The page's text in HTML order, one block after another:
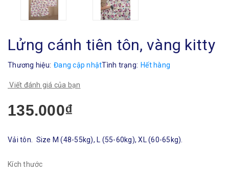
Lửng cánh tiên tôn, vàng kitty
Thương hiệu: Đang cập nhậtTình trạng: Hết hàng
Viết đánh giá của bạn
135.000₫
Vải tôn. Size M (48-55kg), L (55-60kg), XL (60-65kg).
Kích thước